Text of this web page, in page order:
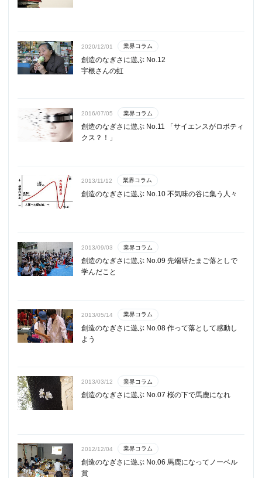
2020/12/01 業界コラム
創造のなぎさに遊ぶ No.12
宇根さんの虹
2016/07/05 業界コラム
創造のなぎさに遊ぶ No.11 「サイエンスがロボティ
クス？！」
2013/11/12 業界コラム
創造のなぎさに遊ぶ No.10 不気味の谷に集う人々
2013/09/03 業界コラム
創造のなぎさに遊ぶ No.09 先端研たまご落としで
学んだこと
2013/05/14 業界コラム
創造のなぎさに遊ぶ No.08 作って落として感動し
よう
2013/03/12 業界コラム
創造のなぎさに遊ぶ No.07 桜の下で馬鹿になれ
2012/12/04 業界コラム
創造のなぎさに遊ぶ No.06 馬鹿になってノーベル
賞